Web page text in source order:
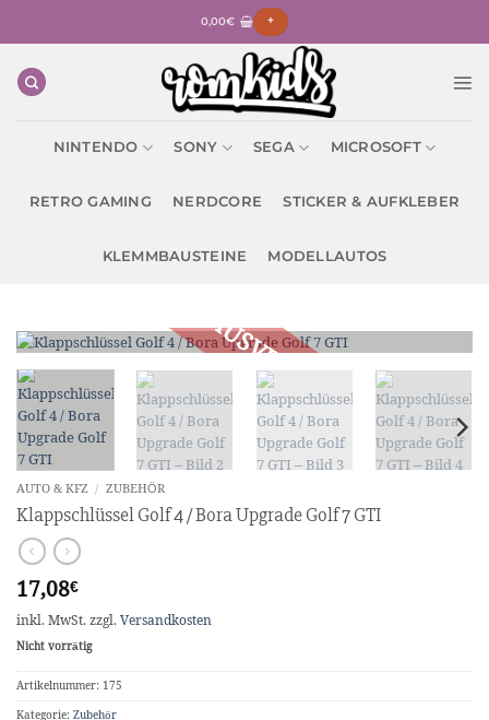
0,00€ +
NINTENDO SONY SEGA MICROSOFT
RETRO GAMING NERDCORE STICKER & AUFKLEBER
KLEMMBAUSTEINE MODELLAUTOS
AUTO & KFZ / ZUBEHÖR
Klappschlüssel Golf 4 / Bora Upgrade Golf 7 GTI
17,08€
inkl. MwSt. zzgl. Versandkosten
Nicht vorrätig
Artikelnummer: 175
Kategorie: Zubehör